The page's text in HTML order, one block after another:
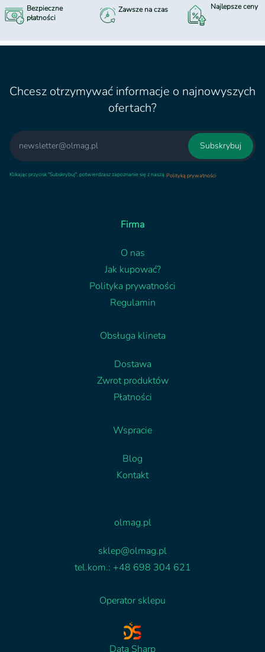
Bezpieczne
płatności
Zawsze na czas Najlepsze ceny
Chcesz otrzymywać informacje o najnowyszych
ofertach?
Email
Subskrybuj
Klikając przycisk "Subskrybuj", potwierdzasz zapoznanie się z naszą Polityką prywatności.
Firma
O nas
Jak kupować?
Polityka prywatności
Regulamin
Obsługa klineta
Dostawa
Zwrot produktów
Płatności
Wspracie
Blog
Kontakt
olmag.pl
sklep@olmag.pl
tel.kom.: +48 698 304 621
Operator sklepu
Data Sharp